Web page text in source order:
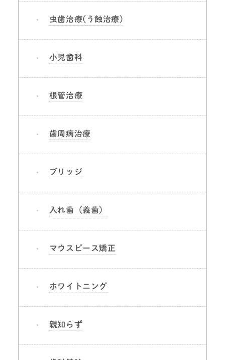
虫歯治療(う蝕治療)
小児歯科
根管治療
歯周病治療
ブリッジ
入れ歯（義歯）
マウスピース矯正
ホワイトニング
親知らず